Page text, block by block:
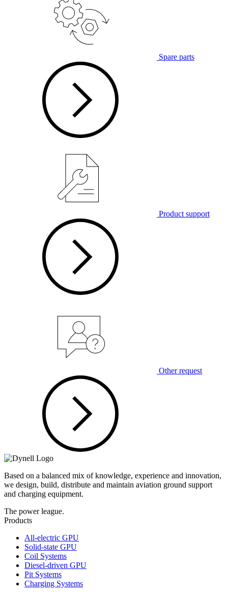
Spare parts
Product support
Other request
Based on a balanced mix of knowledge, experience and innovation,
we design, build, distribute and maintain aviation ground support
and charging equipment.
The power league.
Products
All-electric GPU
Solid-state GPU
Coil Systems
Diesel-driven GPU
Pit Systems
Charging Systems